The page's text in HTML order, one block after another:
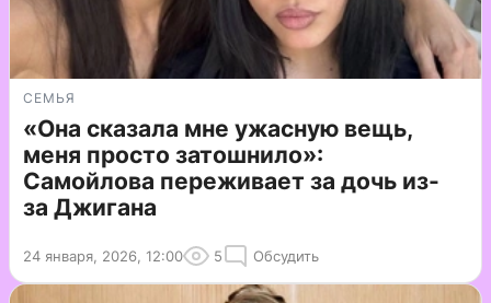
СЕМЬЯ
«Она сказала мне ужасную вещь,
меня просто затошнило»:
Самойлова переживает за дочь из-
за Джигана
24 января, 2026, 12:00 5 Обсудить